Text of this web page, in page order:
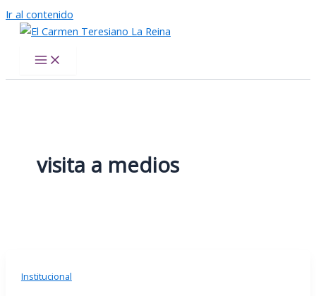
Ir al contenido
visita a medios
Institucional